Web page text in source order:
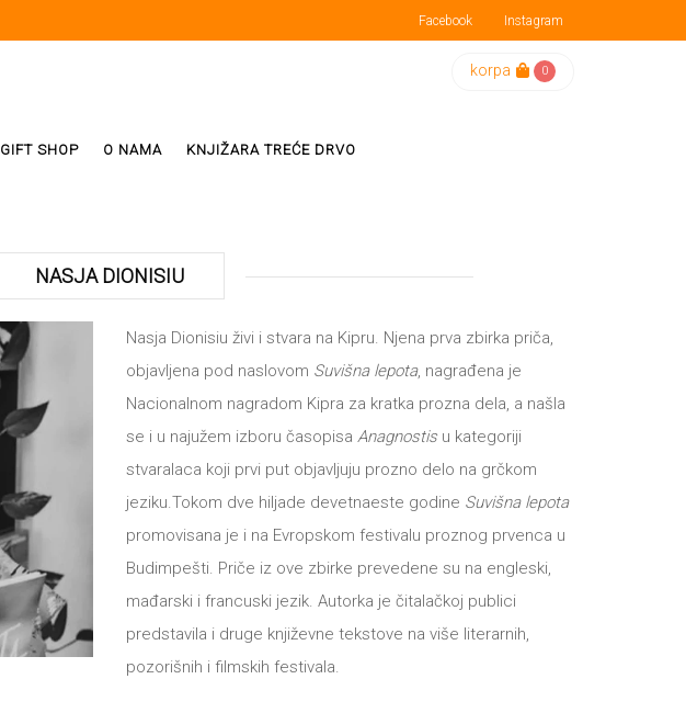
Facebook Instagram
korpa 0
GIFT SHOP O NAMA KNJIŽARA TREĆE DRVO
NASJA DIONISIU
Nasja Dionisiu živi i stvara na Kipru. Njena prva zbirka priča,
objavljena pod naslovom Suvišna lepota, nagrađena je
Nacionalnom nagradom Kipra za kratka prozna dela, a našla
se i u najužem izboru časopisaAnagnostisu kategoriji
stvaralaca koji prvi put objavljuju prozno delo na grčkom
jeziku.Tokom dve hiljade devetnaeste godine Suvišna lepota
promovisana je i na Evropskom festivalu proznog prvenca u
Budimpešti. Priče iz ove zbirke prevedene su na engleski,
mađarski i francuski jezik. Autorka je čitalačkoj publici
predstavila i druge književne tekstove na više literarnih,
pozorišnih i filmskih festivala.